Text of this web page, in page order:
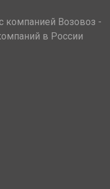
компанией Возовоз -
в России